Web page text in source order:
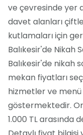
ve çevresinde yer
davet alanları
kutlamaları için
Balıkesir'de Nikah
Balıkesir'de nikah
mekan fiyatları
hizmetler ve
göstermektedir.
1.000 TL arasında